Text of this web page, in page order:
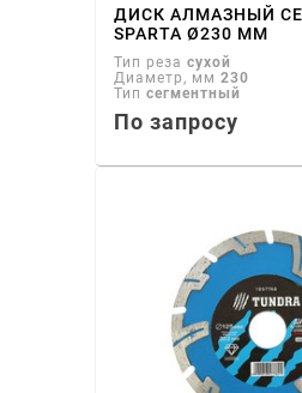
ДИСК АЛМАЗНЫЙ
SPARTA Ø230 ММ
Тип реза сухой
Диаметр, мм 230
Тип сегментный
По запросу